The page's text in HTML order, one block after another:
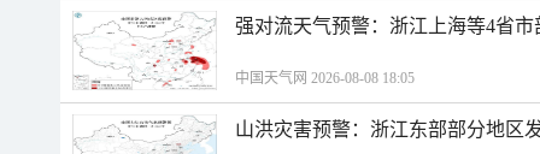
强对流天气预警：浙江上海等4省
中国天气网 2026-08-08 18:05
山洪灾害预警：浙江东部部分地区